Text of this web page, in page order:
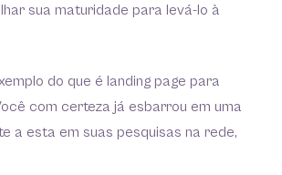
sua maturidade para levá-lo à
do que é landing page para
com certeza já esbarrou em uma
a esta em suas pesquisas na rede,